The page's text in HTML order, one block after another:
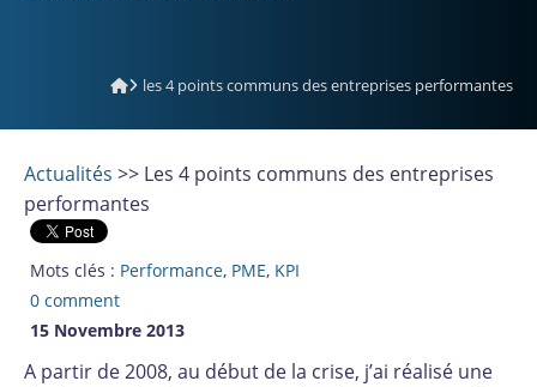
les 4 points communs des entreprises performantes
Actualités >> Les 4 points communs des entreprises
performantes
Mots clés : Performance, PME, KPI
0 comment
15 Novembre 2013
A partir de 2008, au début de la crise, j’ai réalisé une